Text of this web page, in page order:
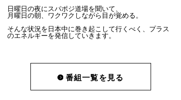
日曜日の夜にスパポジ道場を聞いて、
月曜日の朝、ワクワクしながら目が覚める。
そんな状況を日本中に巻き起こして行くべく、プラス
のエネルギーを発信していきます。
番組一覧を見る